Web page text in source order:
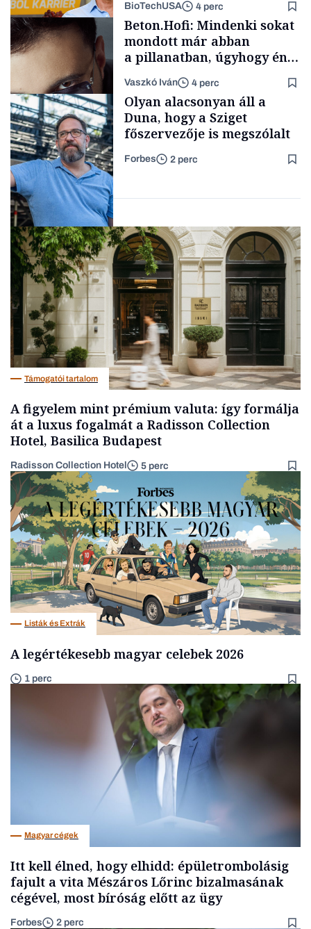
Politika
Content Lab HUB
BioTechUSA 4 perc
Forbes-sztori
Beton.Hofi: Mindenki sokat
mondott már abban
a pillanatban, úgyhogy én
a legsarkosabb
gondolataimat akartam
kimondani
Vaszkó Iván 4 perc
Társadalom
Olyan alacsonyan áll a
Duna, hogy a Sziget
főszervezője is megszólalt
Forbes 2 perc
Támogatói tartalom
A figyelem mint prémium valuta: így formálja
át a luxus fogalmát a Radisson Collection
Hotel, Basilica Budapest
Radisson Collection Hotel 5 perc
Listák és Extrák
A legértékesebb magyar celebek 2026
1 perc
Magyar cégek
Itt kell élned, hogy elhidd: épületrombolásig
fajult a vita Mészáros Lőrinc bizalmasának
cégével, most bíróság előtt az ügy
Forbes 2 perc